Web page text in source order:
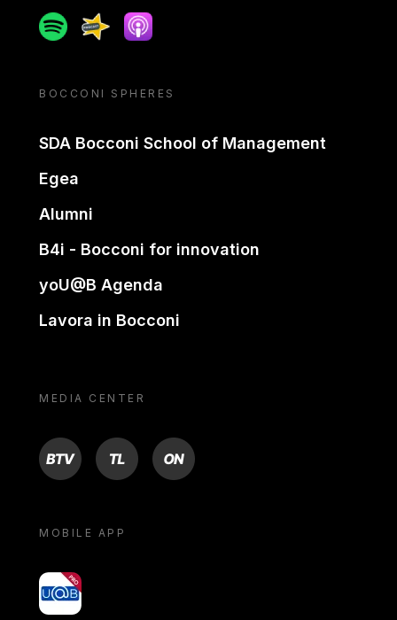
SpotifySpreakerApple podcast
BOCCONI SPHERES
SDA Bocconi School of Management
Egea
Alumni
B4i - Bocconi for innovation
yoU@B Agenda
Lavora in Bocconi
MEDIA CENTER
BTV TL ON
MOBILE APP
yoU@B